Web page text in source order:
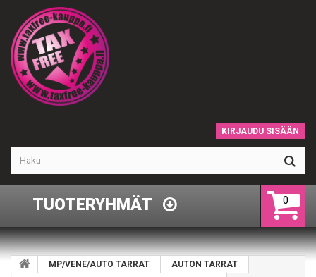
KIRJAUDU SISÄÄN
0
TUOTERYHMÄT
MP/VENE/AUTO TARRAT
AUTON TARRAT